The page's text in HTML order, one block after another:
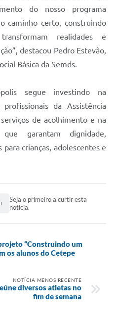
do nosso programa
caminho certo, construindo
realidades e
destacou Pedro Estevão,
Básica da Semds.
segue investindo na
da Assistência
de acolhimento e na
garantam dignidade,
crianças, adolescentes e
Seja o primeiro a curtir esta
notícia.
“Construindo um
os alunos do Cetepe
NOTÍCIA MENOS RECENTE
diversos atletas no
fim de semana